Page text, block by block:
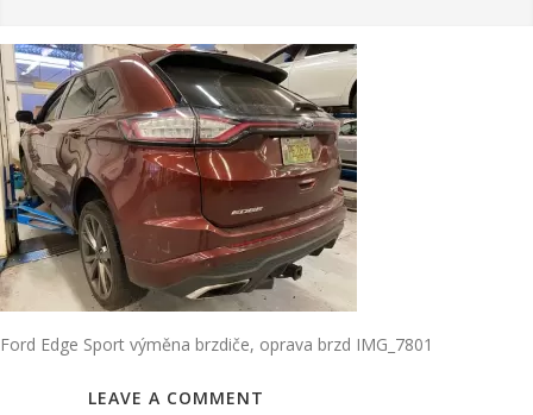
Ford Edge Sport výměna brzdiče, oprava brzd IMG_7801
LEAVE A COMMENT